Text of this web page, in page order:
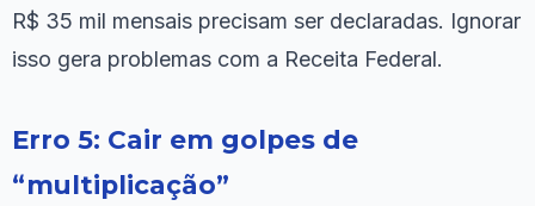
R$ 35 mil mensais precisam ser declaradas. Ignorar
isso gera problemas com a Receita Federal.
Erro 5: Cair em golpes de
“multiplicação”